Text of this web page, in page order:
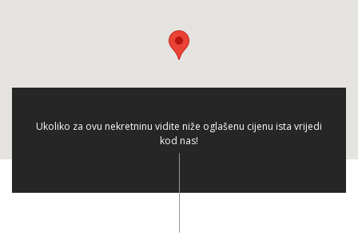
Ukoliko za ovu nekretninu vidite niže oglašenu cijenu ista vrijedi
kod nas!